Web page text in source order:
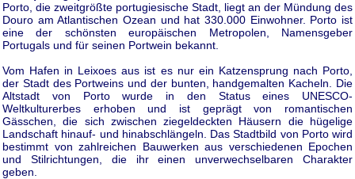
Porto, die zweitgrößte portugiesische Stadt, liegt an der Mündung des
Douro am Atlantischen Ozean und hat 330.000 Einwohner. Porto ist
eine der schönsten europäischen Metropolen, Namensgeber
Portugals und für seinen Portwein bekannt.
Vom Hafen in Leixoes aus ist es nur ein Katzensprung nach Porto,
der Stadt des Portweins und der bunten, handgemalten Kacheln. Die
Altstadt von Porto wurde in den Status eines UNESCO-
Weltkulturerbes erhoben und ist geprägt von romantischen
Gässchen, die sich zwischen ziegeldeckten Häusern die hügelige
Landschaft hinauf- und hinabschlängeln. Das Stadtbild von Porto wird
bestimmt von zahlreichen Bauwerken aus verschiedenen Epochen
und Stilrichtungen, die ihr einen unverwechselbaren Charakter
geben.